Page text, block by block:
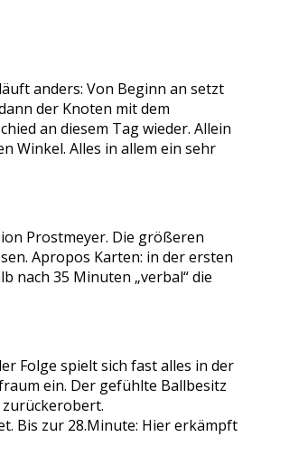
anders: Von Beginn an setzt
der Knoten mit dem
an diesem Tag wieder. Allein
Winkel. Alles in allem ein sehr
Prostmeyer. Die größeren
Apropos Karten: in der ersten
nach 35 Minuten „verbal“ die
Folge spielt sich fast alles in der
ein. Der gefühlte Ballbesitz
zurückerobert.
Bis zur 28.Minute: Hier erkämpft